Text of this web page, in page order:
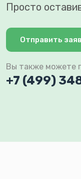
Просто
Отправить
Вы также можете
+7 (499)